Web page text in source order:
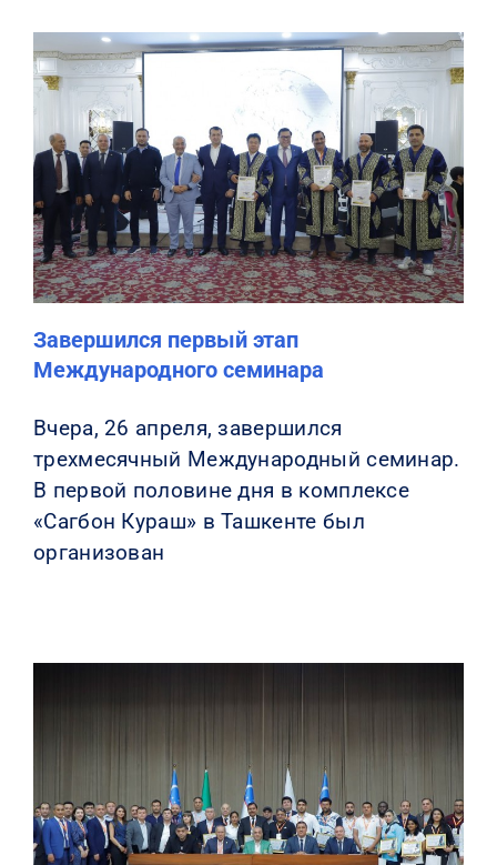
Завершился первый этап
Международного семинара
Вчера, 26 апреля, завершился
трехмесячный Международный семинар.
В первой половине дня в комплексе
«Сагбон Кураш» в Ташкенте был
организован